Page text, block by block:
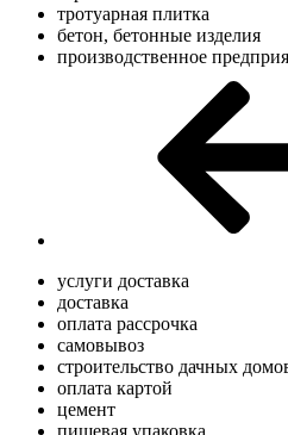
тротуарная плитка
бетон, бетонные изделия
производственное
услуги доставка
доставка
оплата рассрочка
самовывоз
строительство дачных
оплата картой
цемент